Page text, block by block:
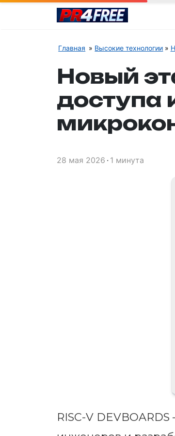
Главная Высокие технологии
Новый
доступа
28 мая 2026 1 минута
RISC-V